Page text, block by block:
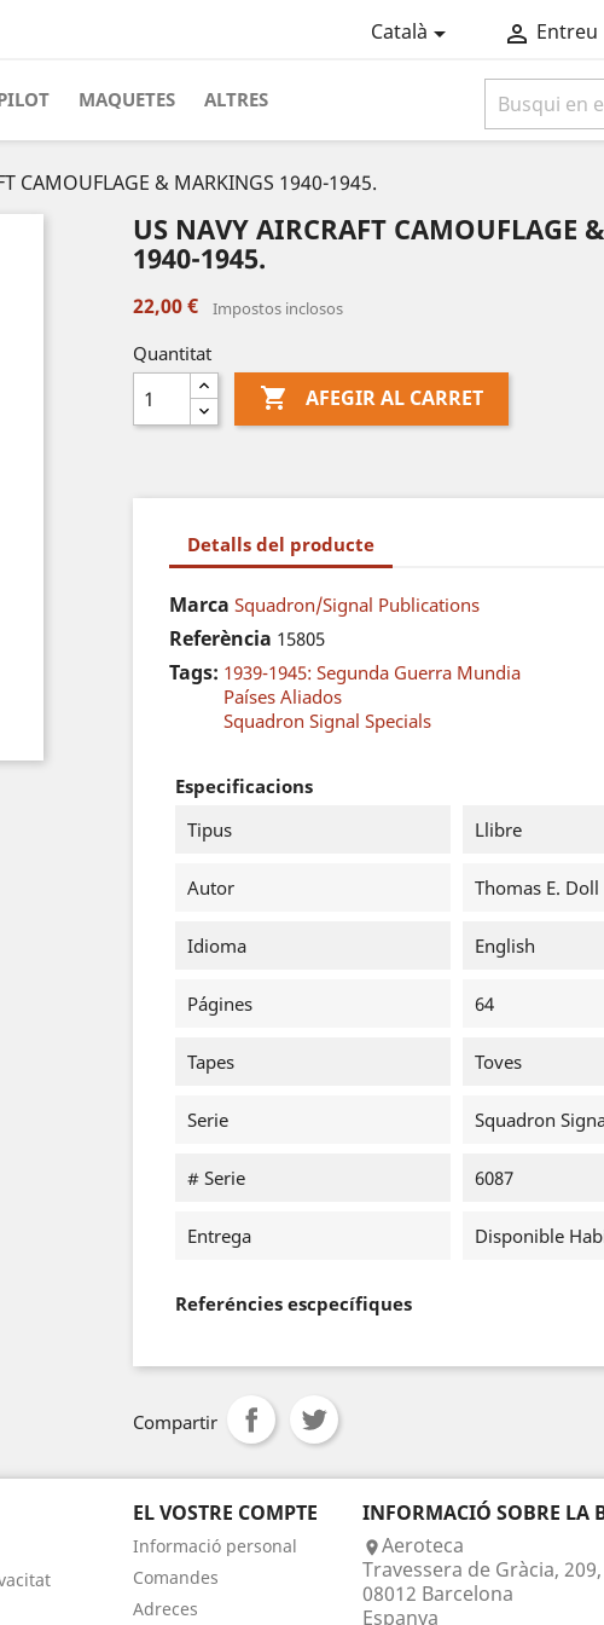
Català  Entreu
MAQUETES ALTRES
CAMOUFLAGE & MARKINGS 1940-1945.
US NAVY AIRCRAFT CAMOUFLAGE
1940-1945.
22,00 € Impostos inclosos
Quantitat
 AFEGIR AL CARRET
Detalls del producte
Marca Squadron/Signal Publications
Referència 15805
Tags: 1939-1945: Segunda Guerra Mundia
Países Aliados
Squadron Signal Specials
Especificacions
Tipus
Llibre
Autor Thomas E. Doll
Idioma English
Págines 64
Tapes Toves
Serie Squadron
# Serie 6087
Entrega Disponible
Referéncies escpecífiques
Compartir
EL VOSTRE COMPTE
Informació personal
Comandes
Adreces
INFORMACIÓ SOBRE LA
Aeroteca
Travessera de Gràcia,
08012 Barcelona
Espanya